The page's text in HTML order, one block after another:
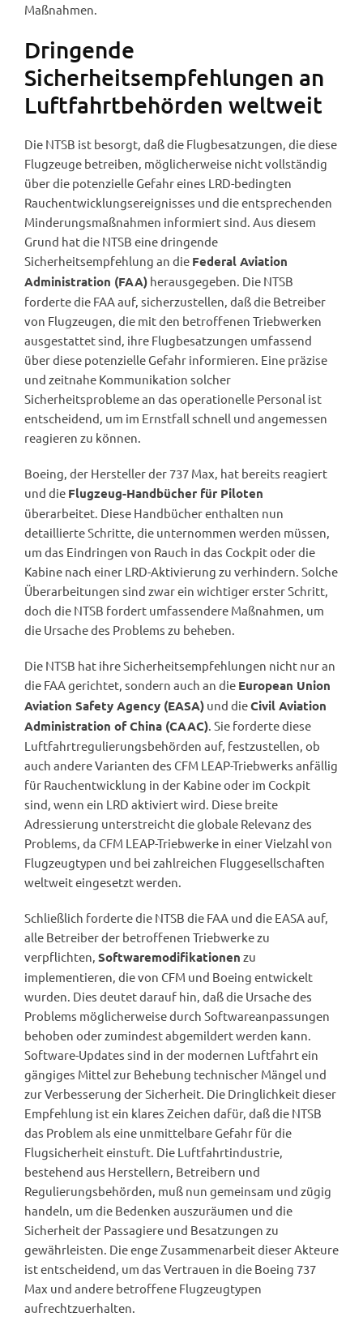
Maßnahmen.
Dringende
Sicherheitsempfehlungen an
Luftfahrtbehörden weltweit
Die NTSB ist besorgt, daß die Flugbesatzungen, die diese
Flugzeuge betreiben, möglicherweise nicht vollständig
über die potenzielle Gefahr eines LRD-bedingten
Rauchentwicklungsereignisses und die entsprechenden
Minderungsmaßnahmen informiert sind. Aus diesem
Grund hat die NTSB eine dringende
Sicherheitsempfehlung an die Federal Aviation
Administration (FAA) herausgegeben. Die NTSB
forderte die FAA auf, sicherzustellen, daß die Betreiber
von Flugzeugen, die mit den betroffenen Triebwerken
ausgestattet sind, ihre Flugbesatzungen umfassend
über diese potenzielle Gefahr informieren. Eine präzise
und zeitnahe Kommunikation solcher
Sicherheitsprobleme an das operationelle Personal ist
entscheidend, um im Ernstfall schnell und angemessen
reagieren zu können.
Boeing, der Hersteller der 737 Max, hat bereits reagiert
und die Flugzeug-Handbücher für Piloten
überarbeitet. Diese Handbücher enthalten nun
detaillierte Schritte, die unternommen werden müssen,
um das Eindringen von Rauch in das Cockpit oder die
Kabine nach einer LRD-Aktivierung zu verhindern. Solche
Überarbeitungen sind zwar ein wichtiger erster Schritt,
doch die NTSB fordert umfassendere Maßnahmen, um
die Ursache des Problems zu beheben.
Die NTSB hat ihre Sicherheitsempfehlungen nicht nur an
die FAA gerichtet, sondern auch an die European Union
Aviation Safety Agency (EASA) und dieCivil Aviation
Administration of China (CAAC). Sie forderte diese
Luftfahrtregulierungsbehörden auf, festzustellen, ob
auch andere Varianten des CFM LEAP-Triebwerks anfällig
für Rauchentwicklung in der Kabine oder im Cockpit
sind, wenn ein LRD aktiviert wird. Diese breite
Adressierung unterstreicht die globale Relevanz des
Problems, da CFM LEAP-Triebwerke in einer Vielzahl von
Flugzeugtypen und bei zahlreichen Fluggesellschaften
weltweit eingesetzt werden.
Schließlich forderte die NTSB die FAA und die EASA auf,
alle Betreiber der betroffenen Triebwerke zu
verpflichten, Softwaremodifikationen zu
implementieren, die von CFM und Boeing entwickelt
wurden. Dies deutet darauf hin, daß die Ursache des
Problems möglicherweise durch Softwareanpassungen
behoben oder zumindest abgemildert werden kann.
Software-Updates sind in der modernen Luftfahrt ein
gängiges Mittel zur Behebung technischer Mängel und
zur Verbesserung der Sicherheit. Die Dringlichkeit dieser
Empfehlung ist ein klares Zeichen dafür, daß die NTSB
das Problem als eine unmittelbare Gefahr für die
Flugsicherheit einstuft. Die Luftfahrtindustrie,
bestehend aus Herstellern, Betreibern und
Regulierungsbehörden, muß nun gemeinsam und zügig
handeln, um die Bedenken auszuräumen und die
Sicherheit der Passagiere und Besatzungen zu
gewährleisten. Die enge Zusammenarbeit dieser Akteure
ist entscheidend, um das Vertrauen in die Boeing 737
Max und andere betroffene Flugzeugtypen
aufrechtzuerhalten.